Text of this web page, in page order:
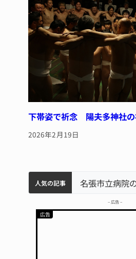
下帯姿で祈念 陽夫多神社
2026年2月19日
人気の記事
名張市水道料金47％値上げへ 答申案、審議会で大筋まとまる
器物損壊容疑で83歳女逮捕 伊賀署
中学校の陶壁モニュメント 地元建設会社がボランティアで清掃 伊賀
– 広告 –